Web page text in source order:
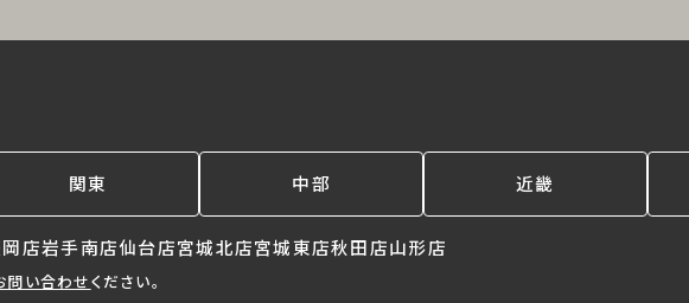
関東 中部 近畿
店岩手南店仙台店宮城北店宮城東店秋田店山形店
問い合わせください。